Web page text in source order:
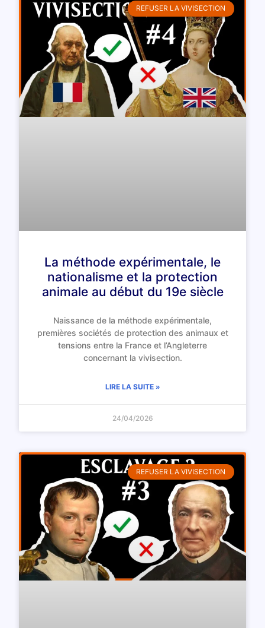
REFUSER LA VIVISECTION
La méthode expérimentale, le
nationalisme et la protection
animale au début du 19e siècle
Naissance de la méthode expérimentale,
premières sociétés de protection des animaux et
tensions entre la France et l’Angleterre
concernant la vivisection.
LIRE LA SUITE »
24/04/2026
REFUSER LA VIVISECTION